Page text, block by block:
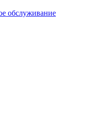
обслуживание